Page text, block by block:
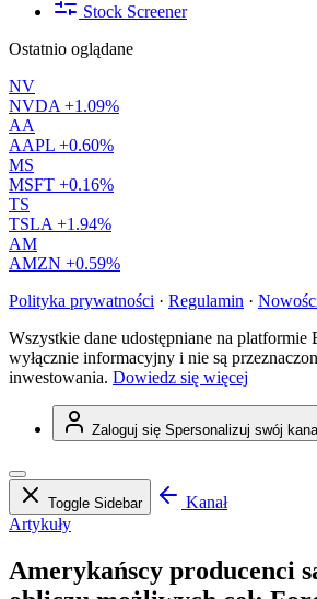
Stock Screener
Ostatnio oglądane
NV
NVDA +1.09%
AA
AAPL +0.60%
MS
MSFT +0.16%
TS
TSLA +1.94%
AM
AMZN +0.59%
Polityka prywatności · Regulamin ·
Wszystkie dane udostępniane na platformie
wyłącznie informacyjny i nie są
inwestowania. Dowiedz się więcej
Zaloguj się Spersonalizuj swój
Toggle Sidebar
Kanał
Artykuły
Amerykańscy producenci